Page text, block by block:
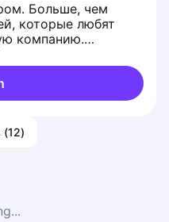
Больше, чем
которые любят
компанию.
just padel — a
movement, good
closed, elite club in
(12)